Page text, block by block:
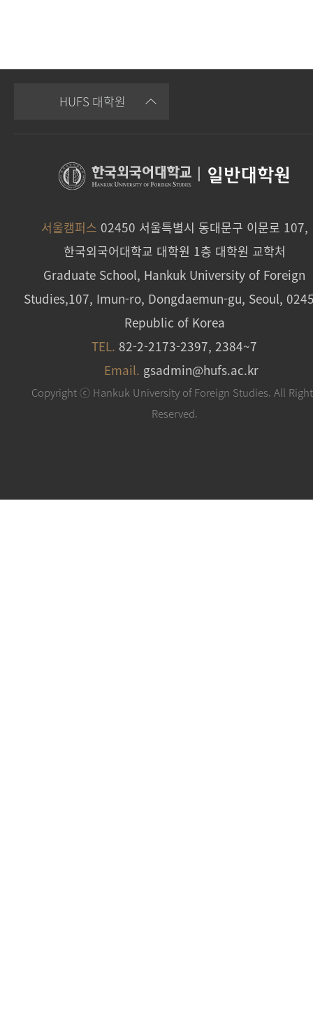
HUFS 대학원
일반대학원
서울캠퍼스 02450 서울특별시 동대문구 이문로 107,
한국외국어대학교 대학원 1층 대학원 교학처
Graduate School, Hankuk University of Foreign
Studies,107, Imun-ro, Dongdaemun-gu, Seoul,
Republic of Korea
TEL. 82-2-2173-2397, 2384~7
Email. gsadmin@hufs.ac.kr
Copyright ⓒ Hankuk University of Foreign Studies. All
Reserved.